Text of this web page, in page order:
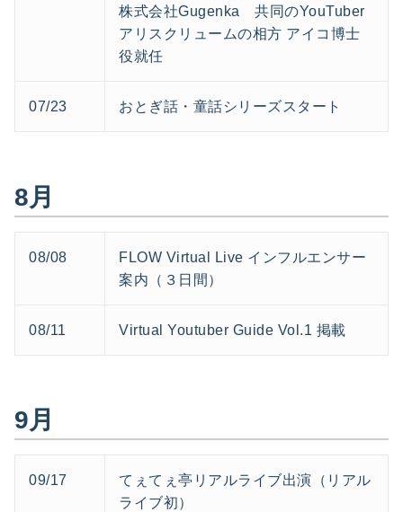
株式会社Gugenka 共同のYouTuber
アリスクリュームの相方 アイコ博士
役就任
07/23 おとぎ話・童話シリーズスタート
8月
08/08
FLOW Virtual Live インフルエンサー
案内（３日間）
08/11 Virtual Youtuber Guide Vol.1 掲載
9月
09/17
てぇてぇ亭リアルライブ出演（リアル
ライブ初）